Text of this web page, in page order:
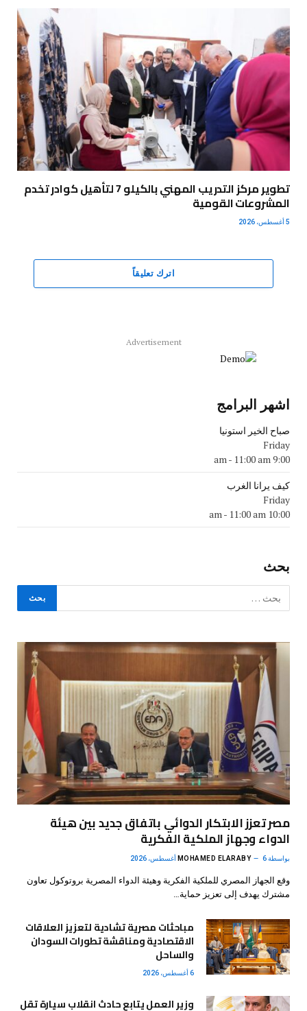
تطوير مركز التدريب المهني بالكيلو 7 لتأهيل كوادر تخدم
المشروعات القومية
5 أغسطس، 2026
اترك تعليقاً
Advertisement
اشهر البرامج
صباح الخير استونيا
Friday
9:00 am
- 11:00 am
كيف يرانا الغرب
Friday
10:00 am
- 11:00 am
بحث
مصر تعزز الابتكار الدوائي باتفاق جديد بين هيئة
الدواء وجهاز الملكية الفكرية
بواسطة MOHAMED ELARABY 6 أغسطس، 2026
وقع الجهاز المصري للملكية الفكرية وهيئة الدواء المصرية بروتوكول تعاون
مشترك يهدف إلى تعزيز حماية…
مباحثات مصرية تشادية لتعزيز العلاقات
الاقتصادية ومناقشة تطورات السودان
والساحل
6 أغسطس، 2026
وزير العمل يتابع حادث انقلاب سيارة تقل